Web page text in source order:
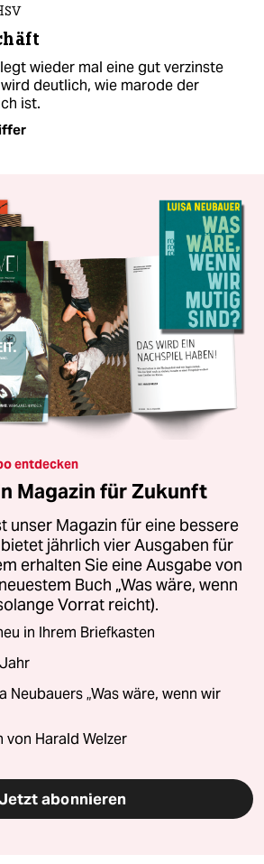
wieder mal eine gut verzinste
wird deutlich, wie marode der
ist.
entdecken
Magazin für Zukunft
unser Magazin für eine bessere
jährlich vier Ausgaben für
erhalten Sie eine Ausgabe von
Buch „Was wäre, wenn
Vorrat reicht).
in Ihrem Briefkasten
Neubauers „Was wäre, wenn wir
von Harald Welzer
abonnieren